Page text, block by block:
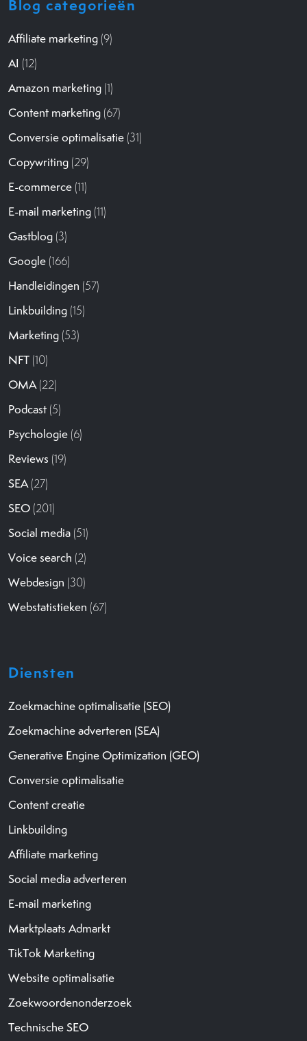
Blog categorieën
Affiliate marketing (9)
AI (12)
Amazon marketing (1)
Content marketing (67)
Conversie optimalisatie (31)
Copywriting (29)
E-commerce (11)
E-mail marketing (11)
Gastblog (3)
Google (166)
Handleidingen (57)
Linkbuilding (15)
Marketing (53)
NFT (10)
OMA(22)
Podcast (5)
Psychologie (6)
Reviews (19)
SEA(27)
SEO (201)
Social media (51)
Voice search (2)
Webdesign (30)
Webstatistieken (67)
Diensten
Zoekmachine optimalisatie (SEO)
Zoekmachine adverteren (SEA)
Generative Engine Optimization (GEO)
Conversie optimalisatie
Content creatie
Linkbuilding
Affiliate marketing
Social media adverteren
E-mail marketing
Marktplaats Admarkt
TikTok Marketing
Website optimalisatie
Zoekwoordenonderzoek
Technische SEO